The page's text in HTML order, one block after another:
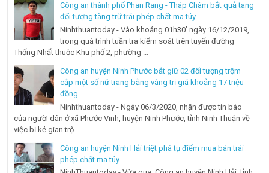
Công an thành phố Phan Rang - Tháp Chàm bắt quả tang
đối tượng tàng trữ trái phép chất ma túy
Ninhthuantoday - Vào khoảng 01h30’ ngày 16/12/2019,
trong quá trình tuần tra kiểm soát trên tuyến đường
Thống Nhất thuộc Khu phố 2, phường ...
Công an huyện Ninh Phước bắt giữ 02 đối tượng trộm
cắp một số nữ trang bằng vàng trị giá khoảng 17 triệu
đồng
Ninhthuantoday - Ngày 06/3/2020, nhận được tin báo
của người dân ở xã Phước Vinh, huyện Ninh Phước, tỉnh Ninh Thuận về
việc bị kẻ gian trộ...
Công an huyện Ninh Hải triệt phá tụ điểm mua bán trái
phép chất ma túy